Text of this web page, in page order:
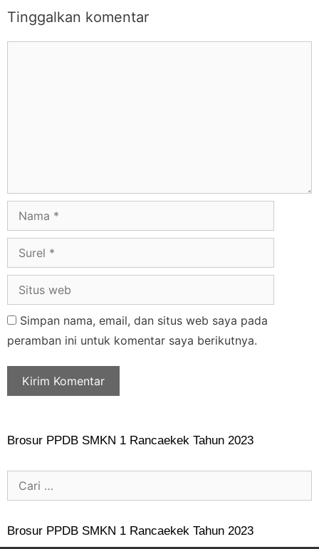
Tinggalkan komentar
Simpan nama, email, dan situs web saya pada
peramban ini untuk komentar saya berikutnya.
Brosur PPDB SMKN 1 Rancaekek Tahun 2023
Brosur PPDB SMKN 1 Rancaekek Tahun 2023